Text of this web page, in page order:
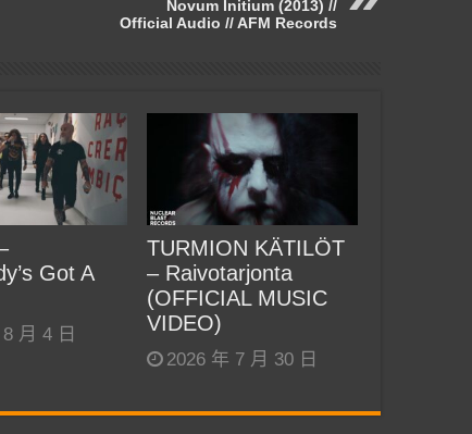
Novum Initium (2013) //
Official Audio // AFM Records
Got A
月 4 日
TURMION KÄTILÖT
– Raivotarjonta
(OFFICIAL MUSIC
VIDEO)
2026 年 7 月 30 日